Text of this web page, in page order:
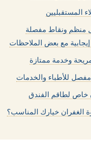
المستقبليين
منظم ونقاط مفصلة
مع بعض الملاحظات
وخدمة ممتازة
للأطباء والخدمات
خاص لطاقم الفندق
الغفران خيارك المناسب؟